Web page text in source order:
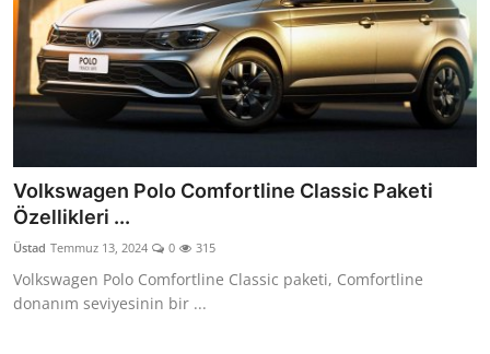
Volkswagen Polo Comfortline Classic Paketi
Özellikleri ...
Üstad Temmuz 13, 2024 0 315
Volkswagen Polo Comfortline Classic paketi, Comfortline
donanım seviyesinin bir ...